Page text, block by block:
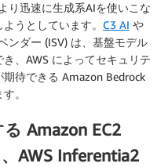
り迅速に生成系AIを使いこな
うとしています。 C3 AI や
ンダー (ISV) は、基盤モデル
、AWS によってセキュリテ
待できる Amazon Bedrock
。
Amazon EC2
AWS Inferentia2